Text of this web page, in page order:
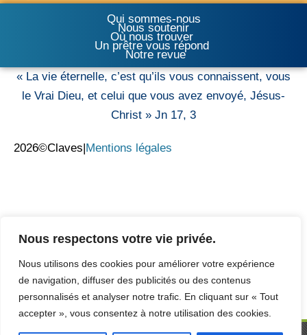
Nous respectons votre vie privée.
Nous utilisons des cookies pour améliorer votre expérience
de navigation, diffuser des publicités ou des contenus
personnalisés et analyser notre trafic. En cliquant sur « Tout
accepter », vous consentez à notre utilisation des cookies.
Qui sommes-nous
Nous soutenir
Où nous trouver
Un prêtre vous répond
Notre revue
« La vie éternelle, c’est qu’ils vous connaissent, vous
le Vrai Dieu, et celui que vous avez envoyé, Jésus-
Christ » Jn 17, 3
2026©Claves|Mentions légales